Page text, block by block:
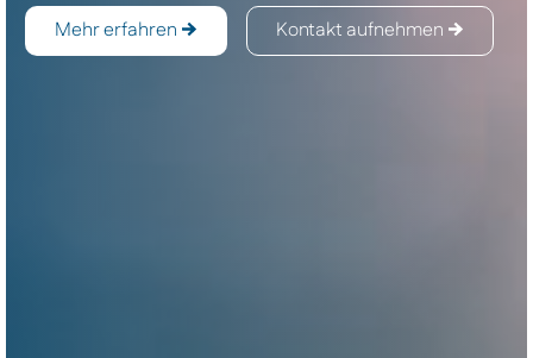
Mehr erfahren Kontakt aufnehmen